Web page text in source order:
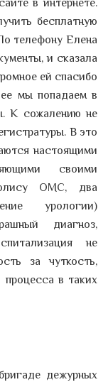
в интернете.
бесплатную
телефону Елена
и сказала
ей спасибо
мы попадаем в
К сожалению не
В это
настоящими
своими
ОМС, два
урологии)
диагноз,
не
за чуткость,
процесса в таких
дежурных